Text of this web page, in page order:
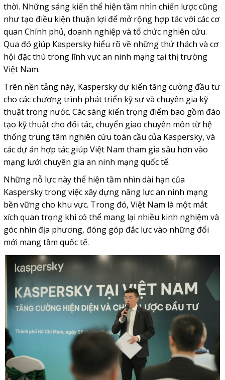
thời. Những sáng kiến thể hiện tầm nhìn chiến lược cũng
như tạo điều kiện thuận lợi để mở rộng hợp tác với các cơ
quan Chính phủ, doanh nghiệp và tổ chức nghiên cứu.
Qua đó giúp Kaspersky hiểu rõ về những thử thách và cơ
hội đặc thù trong lĩnh vực an ninh mạng tại thị trường
Việt Nam.
Trên nền tảng này, Kaspersky dự kiến tăng cường đầu tư
cho các chương trình phát triển kỹ sư và chuyên gia kỹ
thuật trong nước. Các sáng kiến trọng điểm bao gồm đào
tạo kỹ thuật cho đối tác, chuyển giao chuyên môn từ hệ
thống trung tâm nghiên cứu toàn cầu của Kaspersky, và
các dự án hợp tác giúp Việt Nam tham gia sâu hơn vào
mạng lưới chuyên gia an ninh mạng quốc tế.
Những nỗ lực này thể hiện tầm nhìn dài hạn của
Kaspersky trong việc xây dựng năng lực an ninh mạng
bền vững cho khu vực. Trong đó, Việt Nam là một mắt
xích quan trọng khi có thể mang lại nhiều kinh nghiệm và
góc nhìn địa phương, đóng góp đắc lực vào những đổi
mới mang tầm quốc tế.